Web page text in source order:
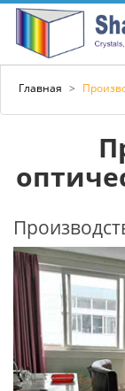
Главная >